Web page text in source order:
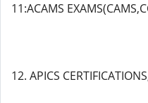
11:ACAMS
12. APICS